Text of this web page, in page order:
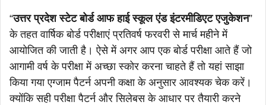
“उत्तर प्रदेश स्टेट बोर्ड आफ हाई स्कूल एंड इंटरमीडिएट एजुकेशन”
के तहत वार्षिक बोर्ड परीक्षाएं प्रतिवर्ष फरवरी से मार्च महीने में
आयोजित की जाती है। ऐसे में अगर आप एक बोर्ड परीक्षा आते हैं जो
आगामी वर्ष के परीक्षा में अच्छा स्कोर करना चाहते हैं तो यहां साझा
किया गया एग्जाम पैटर्न अपनी कक्षा के अनुसार आवश्यक चेक करें।
क्योंकि सही परीक्षा पैटर्न और सिलेबस के आधार पर तैयारी करने